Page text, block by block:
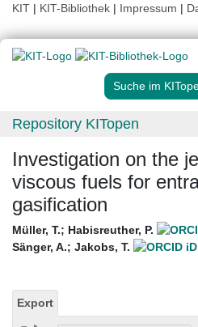
KIT | KIT-Bibliothek | Impressum |
Suche im
Repository KITopen
Investigation on the
viscous fuels for
gasification
Müller, T.; Habisreuther, P.
Sänger, A.; Jakobs, T.
Export